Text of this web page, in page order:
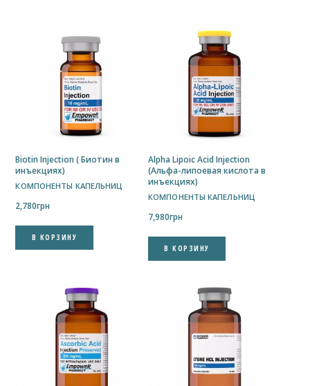
Biotin Injection ( Биотин в
инъекциях)
КОМПОНЕНТЫ КАПЕЛЬНИЦ
2,780грн
В КОРЗИНУ
Alpha Lipoic Acid Injection
(Альфа-липоевая кислота в
инъекциях)
КОМПОНЕНТЫ КАПЕЛЬНИЦ
7,980грн
В КОРЗИНУ